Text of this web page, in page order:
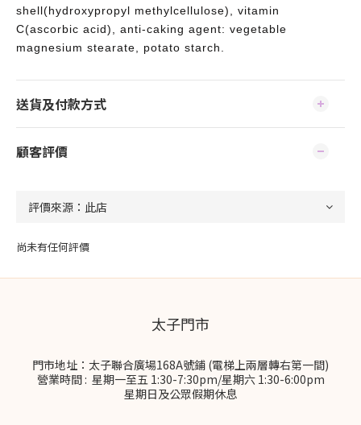
shell(hydroxypropyl methylcellulose), vitamin
C(ascorbic acid), anti-caking agent: vegetable
magnesium stearate, potato starch.
送貨及付款方式
顧客評價
尚未有任何評價
太子門市
門市地址：太子聯合廣場168A號鋪 (電梯上兩層轉右第一間)
營業時間 : 星期一至五 1:30-7:30pm/星期六 1:30-6:00pm
星期日及公眾假期休息